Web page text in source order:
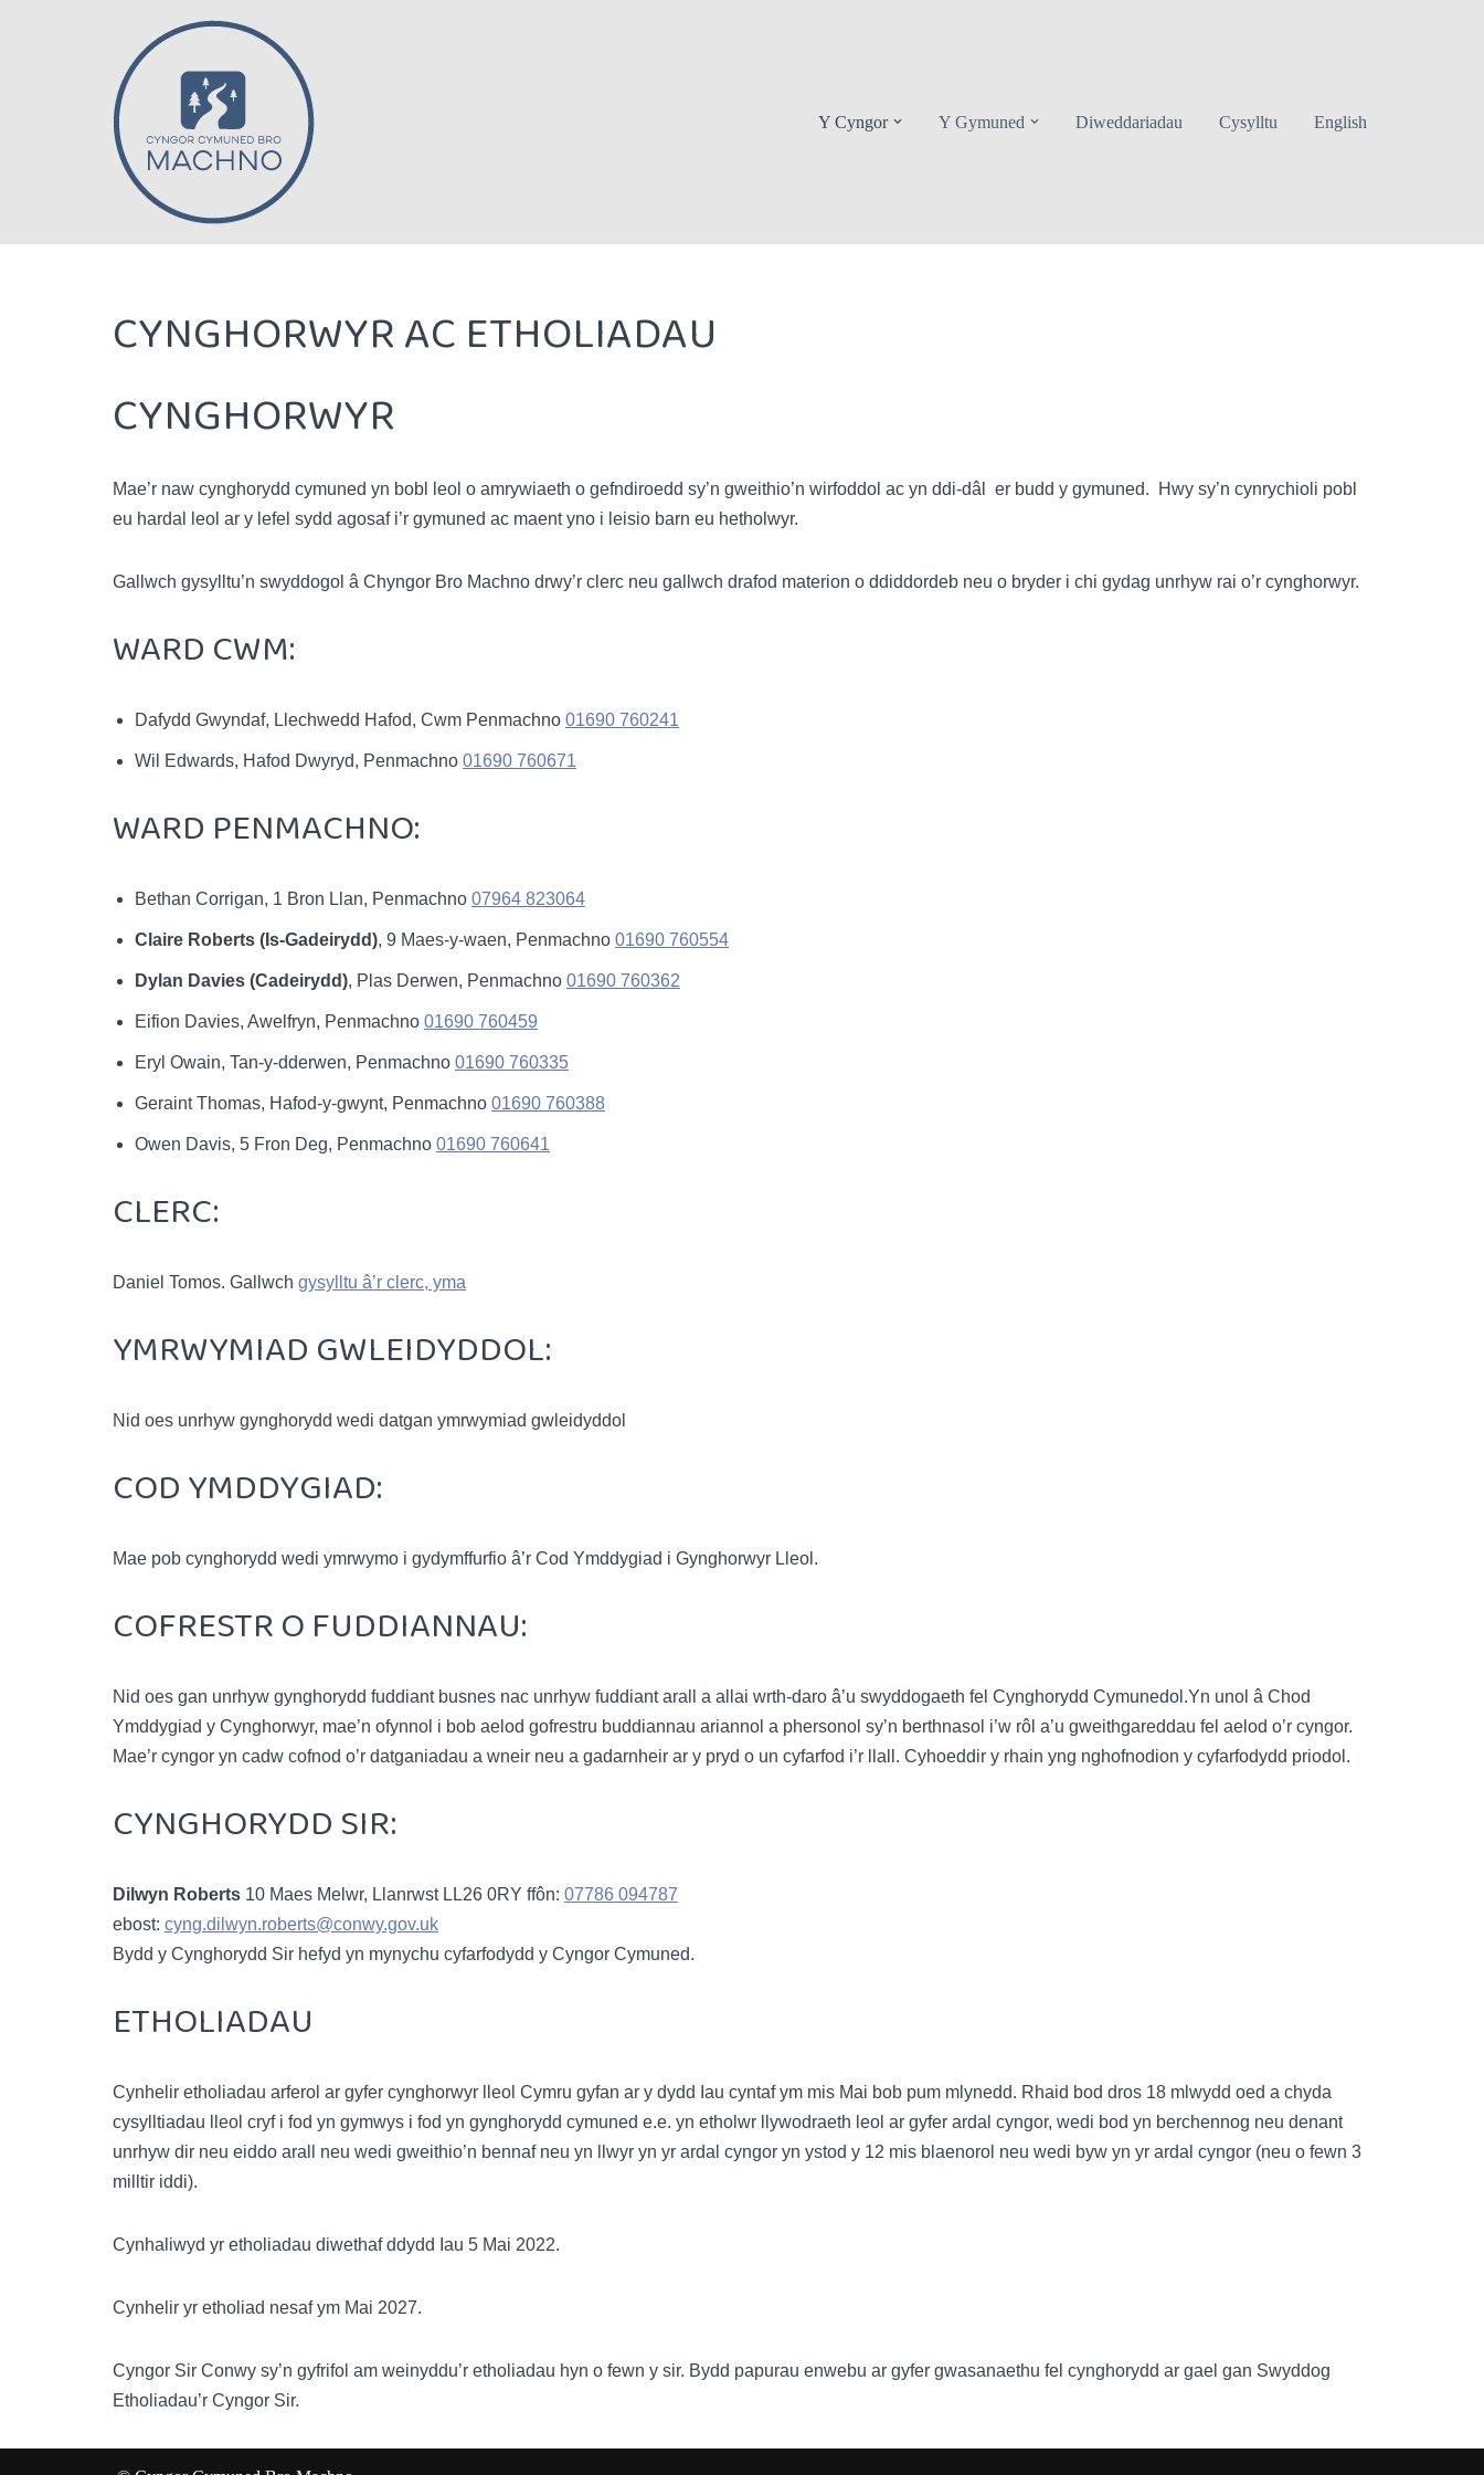
Y Cyngor Y Gymuned Diweddariadau Cysylltu English
CYNGHORWYR AC ETHOLIADAU
CYNGHORWYR
Mae’r naw cynghorydd cymuned yn bobl leol o amrywiaeth o gefndiroedd sy’n gweithio’n wirfoddol ac yn ddi-dâl er budd y gymuned. Hwy sy’n cynrychioli pobl
eu hardal leol ar y lefel sydd agosaf i’r gymuned ac maent yno i leisio barn eu hetholwyr.
Gallwch gysylltu’n swyddogol â Chyngor Bro Machno drwy’r clerc neu gallwch drafod materion o ddiddordeb neu o bryder i chi gydag unrhyw rai o’r cynghorwyr.
WARD CWM:
Dafydd Gwyndaf, Llechwedd Hafod, Cwm Penmachno 01690 760241
Wil Edwards, Hafod Dwyryd, Penmachno 01690 760671
WARD PENMACHNO:
Bethan Corrigan, 1 Bron Llan, Penmachno 07964 823064
Claire Roberts (Is-Gadeirydd), 9 Maes-y-waen, Penmachno 01690 760554
Dylan Davies (Cadeirydd), Plas Derwen, Penmachno 01690 760362
Eifion Davies, Awelfryn, Penmachno 01690 760459
Eryl Owain, Tan-y-dderwen, Penmachno 01690 760335
Geraint Thomas, Hafod-y-gwynt, Penmachno 01690 760388
Owen Davis, 5 Fron Deg, Penmachno 01690 760641
CLERC:
Daniel Tomos. Gallwch gysylltu â’r clerc, yma
YMRWYMIAD GWLEIDYDDOL:
Nid oes unrhyw gynghorydd wedi datgan ymrwymiad gwleidyddol
COD YMDDYGIAD:
Mae pob cynghorydd wedi ymrwymo i gydymffurfio â’r Cod Ymddygiad i Gynghorwyr Lleol.
COFRESTR O FUDDIANNAU:
Nid oes gan unrhyw gynghorydd fuddiant busnes nac unrhyw fuddiant arall a allai wrth-daro â’u swyddogaeth fel Cynghorydd Cymunedol.Yn unol â Chod
Ymddygiad y Cynghorwyr, mae’n ofynnol i bob aelod gofrestru buddiannau ariannol a phersonol sy’n berthnasol i’w rôl a’u gweithgareddau fel aelod o’r cyngor.
Mae’r cyngor yn cadw cofnod o’r datganiadau a wneir neu a gadarnheir ar y pryd o un cyfarfod i’r llall. Cyhoeddir y rhain yng nghofnodion y cyfarfodydd priodol.
CYNGHORYDD SIR:
Dilwyn Roberts 10 Maes Melwr, Llanrwst LL26 0RY ffôn: 07786 094787
ebost: cyng.dilwyn.roberts@conwy.gov.uk
Bydd y Cynghorydd Sir hefyd yn mynychu cyfarfodydd y Cyngor Cymuned.
ETHOLIADAU
Cynhelir etholiadau arferol ar gyfer cynghorwyr lleol Cymru gyfan ar y dydd Iau cyntaf ym mis Mai bob pum mlynedd. Rhaid bod dros 18 mlwydd oed a chyda
cysylltiadau lleol cryf i fod yn gymwys i fod yn gynghorydd cymuned e.e. yn etholwr llywodraeth leol ar gyfer ardal cyngor, wedi bod yn berchennog neu denant
unrhyw dir neu eiddo arall neu wedi gweithio’n bennaf neu yn llwyr yn yr ardal cyngor yn ystod y 12 mis blaenorol neu wedi byw yn yr ardal cyngor (neu o fewn 3
milltir iddi).
Cynhaliwyd yr etholiadau diwethaf ddydd Iau 5 Mai 2022.
Cynhelir yr etholiad nesaf ym Mai 2027.
Cyngor Sir Conwy sy’n gyfrifol am weinyddu’r etholiadau hyn o fewn y sir. Bydd papurau enwebu ar gyfer gwasanaethu fel cynghorydd ar gael gan Swyddog
Etholiadau’r Cyngor Sir.